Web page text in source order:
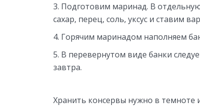
Подготовим маринад. В
сахар, перец, соль, уксус и ставим
Горячим маринадом наполняем
В перевернутом виде банки
завтра.
Хранить консервы нужно в темноте